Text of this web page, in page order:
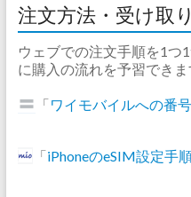
注文方法・受け取
ウェブでの注文手順を1つ
に購入の流れを予習できま
「ワイモバイルへの番
「iPhoneのeSIM設定手